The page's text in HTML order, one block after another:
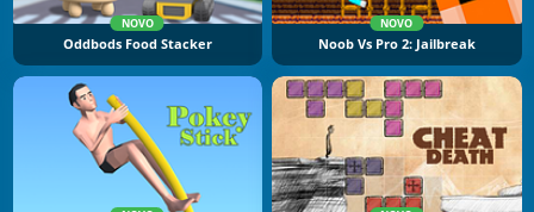
NOVO
Oddbods Food Stacker
NOVO
Noob Vs Pro 2: Jailbreak